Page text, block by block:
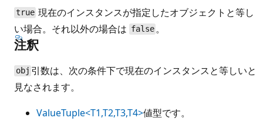
true 現在のインスタンスが指定したオブジェクトと等し
い場合。それ以外の場合は false 。
注釈
obj 引数は、次の条件下で現在のインスタンスと等しいと
見なされます。
ValueTuple<T1,T2,T3,T4>値型です。